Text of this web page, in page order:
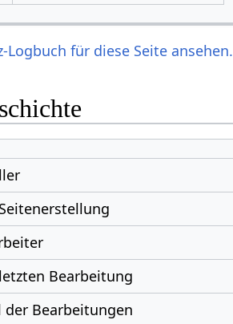
Logbuch für diese Seite ansehen.
Bearbeitung
der Bearbeitungen